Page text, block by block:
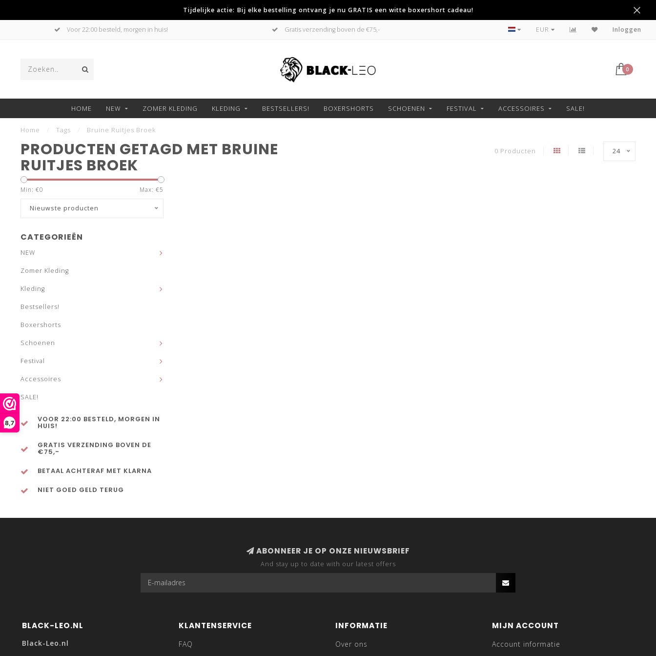
8,7
Tijdelijke actie: Bij elke bestelling ontvang je nu GRATIS een witte boxershort cadeau!
Voor 22:00 besteld, morgen in huis! Gratis verzending boven de €75,- Betaal achteraf met Klarna
EUR Inloggen
0
HOME NEW ZOMER KLEDING KLEDING BESTSELLERS! BOXERSHORTS SCHOENEN FESTIVAL ACCESSOIRES SALE!
Home Tags Bruine Ruitjes Broek
PRODUCTEN GETAGD MET BRUINE
RUITJES BROEK
0 Producten 24
Min: €0 Max: €5
Nieuwste producten
CATEGORIEËN
NEW
Zomer Kleding
Kleding
Bestsellers!
Boxershorts
Schoenen
Festival
Accessoires
SALE!
VOOR 22:00 BESTELD, MORGEN IN
HUIS!
GRATIS VERZENDING BOVEN DE
€75,-
BETAAL ACHTERAF MET KLARNA
NIET GOED GELD TERUG
ABONNEER JE OP ONZE NIEUWSBRIEF
And stay up to date with our latest offers
BLACK-LEO.NL
Black-Leo.nl
KLANTENSERVICE
FAQ
INFORMATIE
Over ons
MIJN ACCOUNT
Account informatie